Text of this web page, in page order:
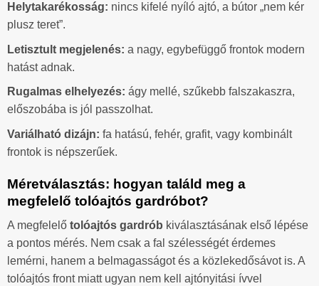
Helytakarékosság: nincs kifelé nyíló ajtó, a bútor „nem kér
plusz teret”.
Letisztult megjelenés: a nagy, egybefüggő frontok modern
hatást adnak.
Rugalmas elhelyezés: ágy mellé, szűkebb falszakaszra,
előszobába is jól passzolhat.
Variálható dizájn: fa hatású, fehér, grafit, vagy kombinált
frontok is népszerűek.
Méretválasztás: hogyan találd meg a
megfelelő tolóajtós gardróbot?
A megfelelő tolóajtós gardrób kiválasztásának első lépése
a pontos mérés. Nem csak a fal szélességét érdemes
lemérni, hanem a belmagasságot és a közlekedősávot is. A
tolóajtós front miatt ugyan nem kell ajtónyitási ívvel